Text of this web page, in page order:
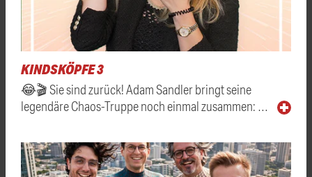
KINDSKÖPFE 3
😂🎬 Sie sind zurück! Adam Sandler bringt seine
legendäre Chaos-Truppe noch einmal zusammen: …